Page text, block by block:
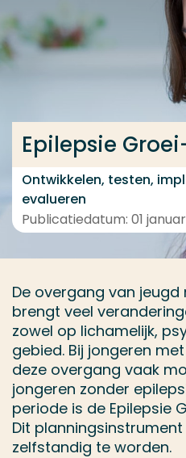
Ga direct naar de content
... > Medewerkers
Epilepsie
Ontwikkelen, testen,
evalueren
Publicatiedatum: 01
De overgang van
brengt veel
zowel op lichamelijk,
gebied. Bij jongeren
deze overgang vaak
jongeren zonder
periode is de Epilepsie
Dit
zelfstandig te worden.
Opleiding
Contact